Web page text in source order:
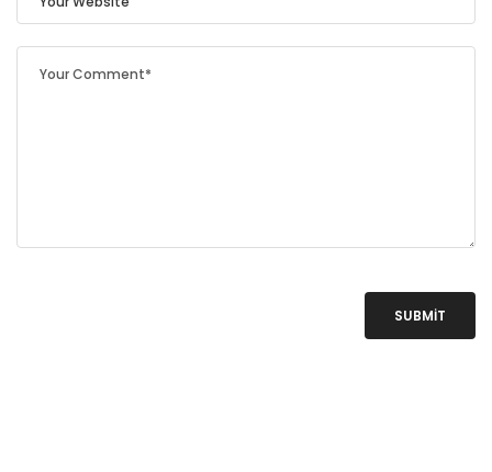
SUBMIT